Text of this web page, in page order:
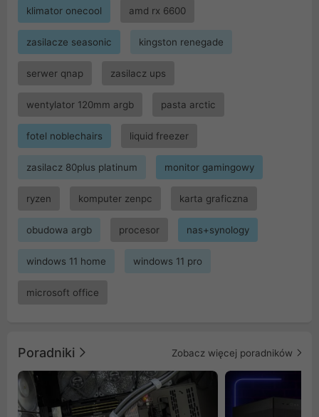
klimator onecool amd rx 6600
zasilacze seasonic kingston renegade
serwer qnap zasilacz ups
wentylator 120mm argb pasta arctic
fotel noblechairs liquid freezer
zasilacz 80plus platinum monitor gamingowy
ryzen komputer zenpc karta graficzna
obudowa argb procesor nas+synology
windows 11 home windows 11 pro
microsoft office
Poradniki Zobacz więcej poradników